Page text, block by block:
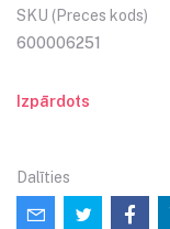
SKU (Preces kods)
600006251
Izpārdots
Dalīties